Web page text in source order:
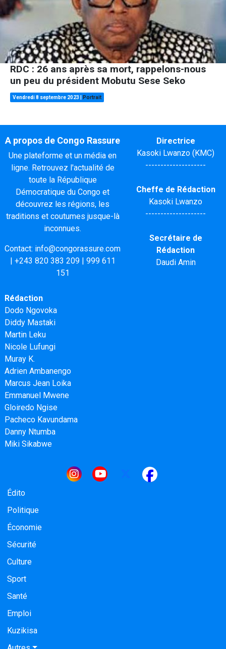
RDC : 26 ans après sa mort, rappelons-nous
un peu du président Mobutu Sese Seko
Vendredi 8 septembre 2023 Portrait
A propos de Congo Rassure
Une plateforme et un média en
ligne. Retrouvez l'actualité de
toute la République
Démocratique du Congo et
découvrez les régions, les
traditions et coutumes jusque-là
inconnues.
Contact: info@congorassure.com
| +243 820 383 209| 999 611
151
Directrice
Kasoki Lwanzo (KMC)
--------------------
Cheffe de Rédaction
Kasoki Lwanzo
--------------------
Secrétaire de
Rédaction
Daudi Amin
Rédaction
Dodo Ngovoka
Diddy Mastaki
Martin Leku
Nicole Lufungi
Muray K.
Adrien Ambanengo
Marcus Jean Loika
Emmanuel Mwene
Gloiredo Ngise
Pacheco Kavundama
Danny Ntumba
Miki Sikabwe
Navigation principale
Édito
Politique
Économie
Sécurité
Culture
Sport
Santé
Emploi
Kuzikisa